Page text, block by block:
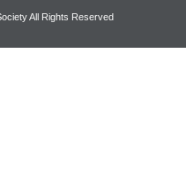
All Rights Reserved